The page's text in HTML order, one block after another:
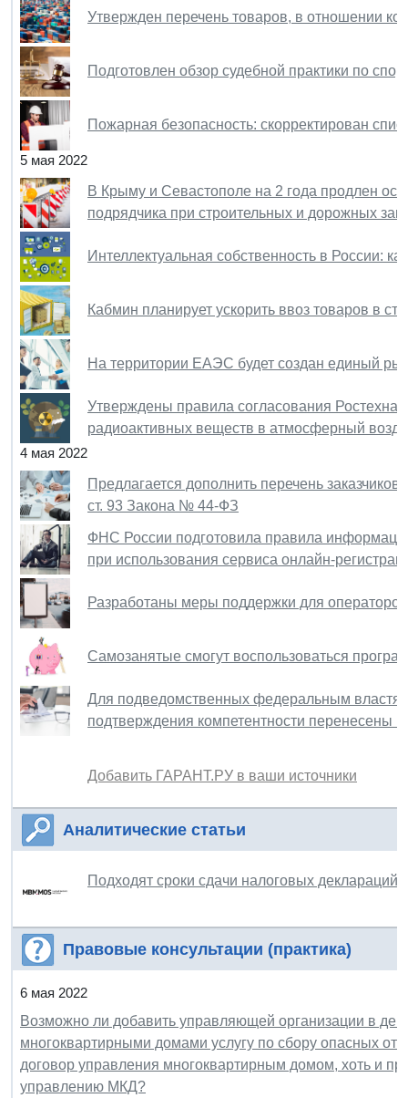
Утвержден перечень товаров, в отношении
Подготовлен обзор судебной практики по
Пожарная безопасность: скорректирован
5 мая 2022
В Крыму и Севастополе на 2 года продлен
подрядчика при строительных и дорожных
Интеллектуальная собственность в России:
Кабмин планирует ускорить ввоз товаров в
На территории ЕАЭС будет создан единый
Утверждены правила согласования
радиоактивных веществ в атмосферный
4 мая 2022
Предлагается дополнить перечень
ст. 93 Закона № 44-ФЗ
ФНС России подготовила правила
при использования сервиса онлайн-
Разработаны меры поддержки для
Самозанятые смогут воспользоваться
Для подведомственных федеральным
подтверждения компетентности перенесены
Добавить ГАРАНТ.РУ в ваши источники
Аналитические статьи
Подходят сроки сдачи налоговых деклараций
Правовые консультации (практика)
6 мая 2022
Возможно ли добавить управляющей организации в
многоквартирными домами услугу по сбору опасных
договор управления многоквартирным домом, хоть и
управлению МКД?